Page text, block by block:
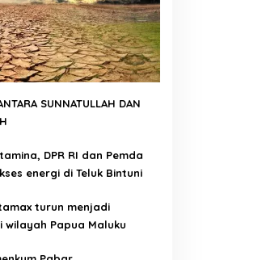
SUNNATULLAH DAN
DPR RI dan Pemda
energi di Teluk Bintuni
turun menjadi
wilayah Papua Maluku